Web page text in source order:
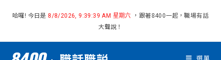
哈囉! 今日是 8/8/2026, 9:39:40 AM 星期六
，跟著8400一起，職場有話
大聲說！
選單